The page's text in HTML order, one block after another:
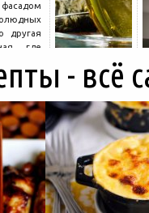
другая
где
а
гид....
- всё